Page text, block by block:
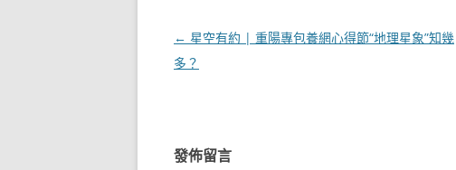
文
章
← 星空有約 | 重陽專包養網心得節“地理星象”知幾
多？
發佈留言